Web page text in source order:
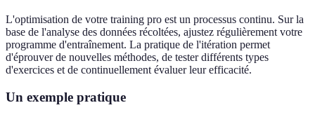
L'optimisation de votre training pro est un processus continu. Sur la
base de l'analyse des données récoltées, ajustez régulièrement votre
programme d'entraînement. La pratique de l'itération permet
d'éprouver de nouvelles méthodes, de tester différents types
d'exercices et de continuellement évaluer leur efficacité.
Un exemple pratique